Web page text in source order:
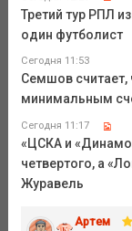
Третий тур РПЛ
один футболист
Сегодня 11:53
Семшов считает,
минимальным
Сегодня 11:17
«ЦСКА и
четвертого, а
Журавель
Артем